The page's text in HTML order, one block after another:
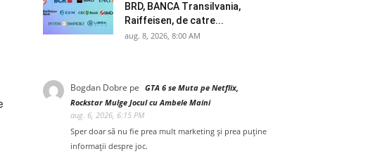
BRD, BANCA Transilvania,
Raiffeisen, de catre...
aug. 8, 2026, 8:00 AM
Bogdan Dobre pe GTA 6 se Muta pe Netflix,
Rockstar Mulge Jocul cu Ambele Maini
aug. 6, 2026, 6:15 PM
Sper doar să nu fie prea mult marketing și prea puține
informații despre joc.